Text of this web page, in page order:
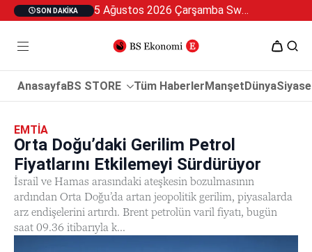
SON DAKIKA 5 Ağustos 2026 Çarşamba Swan Özel 2
AnasayfaBS STORE Tüm HaberlerManşetDünya
EMTIA
Orta Doğu’daki Gerilim Petrol
Fiyatlarını Etkilemeyi Sürdürüyor
İsrail ve Hamas arasındaki ateşkesin bozulmasının
ardından Orta Doğu’da artan jeopolitik gerilim, piyasalarda
arz endişelerini artırdı. Brent petrolün varil fiyatı, bugün
saat 09.36 itibarıyla k...